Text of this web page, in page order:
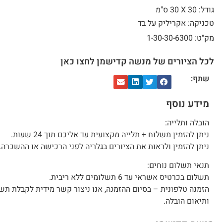
גודל: 30 X
30 ס"מ
טכניקה: אקריליק על בד
מק"ט: 1-30-30-6300
לכל הציורים של מנשה קדישמן לחצו כאן
שתף:
מידע נוסף
הובלה ותלייה:
ניתן להזמין משלוח + תלייה מקצועית עד אליכם תוך 24 שעות.
ניתן להזמין ולראות את הציורים בגלריה לפני הרכישה או
תנאי תשלום נוחים:
תשלום בכרטיס אשראי עד 6 תשלומים ללא ריבית.
הזמנה טלפונית – בסיום ההזמנה, אנו ניצור קשר מידית לקבלת
ותיאום הובלה.